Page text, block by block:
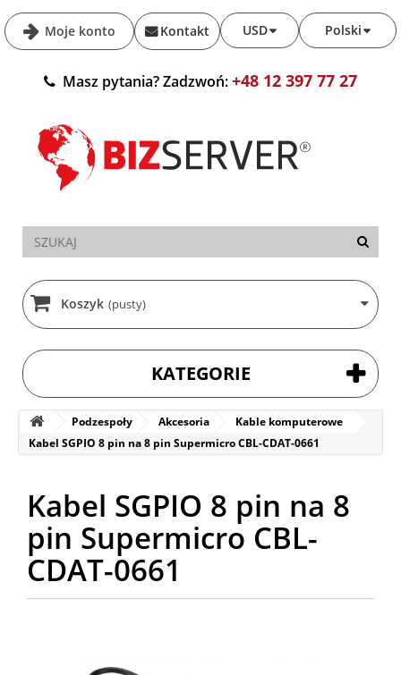
Moje konto Polski
USD
Kontakt
Masz pytania? Zadzwoń:+48 12 397 77 27
Koszyk (pusty)
KATEGORIE
Podzespoły Akcesoria
Kable komputerowe
Kabel SGPIO 8 pin na 8 pin Supermicro CBL-CDAT-0661
Kabel SGPIO 8 pin na 8
pin Supermicro CBL-
CDAT-0661